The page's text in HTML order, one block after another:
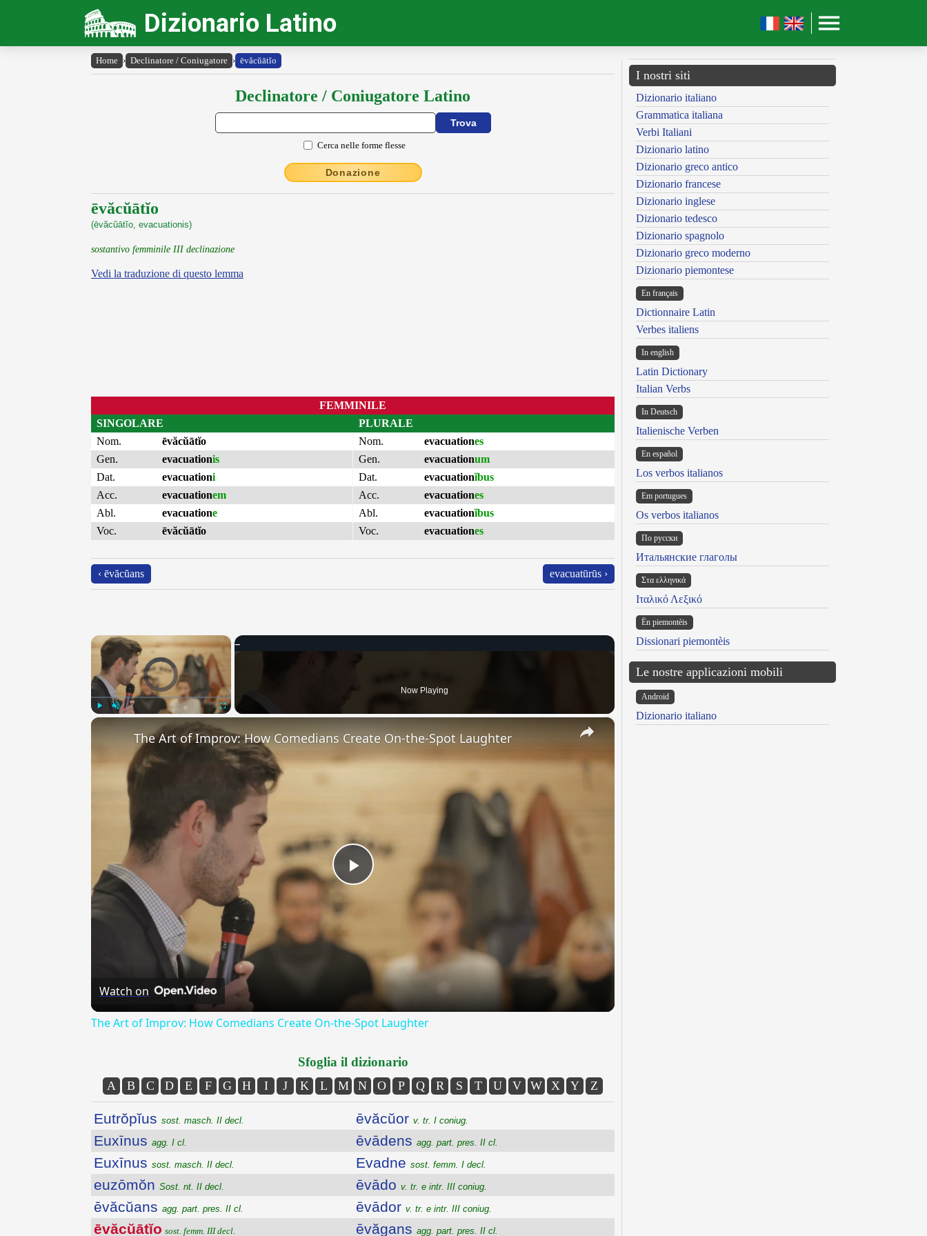
Dizionario Latino
Home › Declinatore / Coniugatore › ēvăcŭātĭo
Declinatore / Coniugatore Latino
Cerca nelle forme flesse
Donazione
ēvăcŭātĭo
(ēvăcŭātĭo, evacuationis)
sostantivo femminile III declinazione
Vedi la traduzione di questo lemma
FEMMINILE
SINGOLARE
Nom.
ēvăcŭātĭo
Gen.
evacuationis
Dat.
evacuationi
Acc.
evacuationem
Abl.
evacuatione
Voc.
ēvăcŭātĭo
PLURALE
Nom.
evacuationes
Gen.
evacuationum
Dat.
evacuationĭbus
Acc.
evacuationes
Abl.
evacuationĭbus
Voc.
evacuationes
‹ ēvăcŭans evacuatūrūs ›
×
Video Player is loading.
Now Playing
×
Play
The Art of Improv: How Comedians Create On-the-Spot Laughter
Watch on
The Art of Improv: How Comedians Create On-the-Spot Laughter
Sfoglia il dizionario
A B C D E F G H I J K L M N O P Q R S T U V W X Y Z
Eutrŏpĭus sost. masch. II decl.
Euxīnus agg. I cl.
Euxīnus sost. masch. II decl.
euzōmŏn Sost. nt. II decl.
ēvăcŭans agg. part. pres. II cl.
ēvăcŭātĭo sost. femm. III decl.
ēvăcŭor v. tr. I coniug.
ēvādens agg. part. pres. II cl.
Evadne sost. femm. I decl.
ēvādo v. tr. e intr. III coniug.
ēvādor v. tr. e intr. III coniug.
ēvăgans agg. part. pres. II cl.
I nostri siti
Dizionario italiano
Grammatica italiana
Verbi Italiani
Dizionario latino
Dizionario greco antico
Dizionario francese
Dizionario inglese
Dizionario tedesco
Dizionario spagnolo
Dizionario greco moderno
Dizionario piemontese
En français
Dictionnaire Latin
Verbes italiens
In english
Latin Dictionary
Italian Verbs
In Deutsch
Italienische Verben
En español
Los verbos italianos
Em portugues
Os verbos italianos
По русски
Итальянские глаголы
Στα ελληνικά
Ιταλικό Λεξικό
Ën piemontèis
Dissionari piemontèis
Le nostre applicazioni mobili
Android
Dizionario italiano